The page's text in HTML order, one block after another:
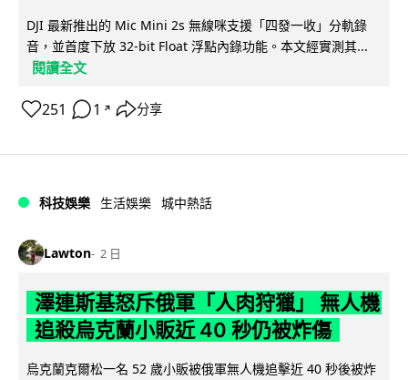
DJI 最新推出的 Mic Mini 2s 無線咪支援「四發一收」分軌錄
音，並首度下放 32-bit Float 浮點內錄功能。本文經實測其...
閱讀全文
251 1 ↗ 分享
科技娛樂 生活娛樂 城中熱話
Lawton 2 日
澤連斯基怒斥俄軍「人肉狩獵」 無人機
追殺烏克蘭小販近 40 秒仍被炸傷
烏克蘭克爾松一名 52 歲小販被俄軍無人機追擊近 40 秒後被炸